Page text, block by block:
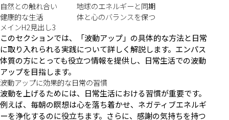
自然との触れ合い
地球のエネルギーと同期
健康的な生活
体と心のバランスを保つ
メインH2見出し3
このセクションでは、「波動アップ」の具体的な方法と日常
に取り入れられる実践について詳しく解説します。エンパス
体質の方にとっても役立つ情報を提供し、日常生活での波動
アップを目指します。
波動アップに効果的な日常の習慣
波動を上げるためには、日常生活における習慣が重要です。
例えば、毎朝の瞑想は心を落ち着かせ、ネガティブエネルギ
ーを浄化するのに役立ちます。さらに、感謝の気持ちを持つ